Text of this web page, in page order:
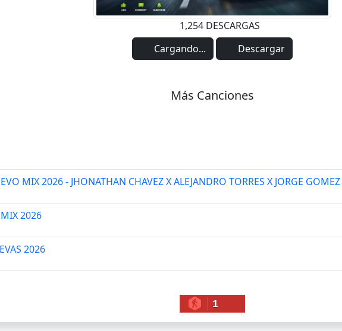
1,254 DESCARGAS
Cargando...
Descargar
Más Canciones
MIX 2026 - JHONATHAN CHAVEZ X ALEJANDRO TORRES X JORGE GOMEZ
2026
2026
1